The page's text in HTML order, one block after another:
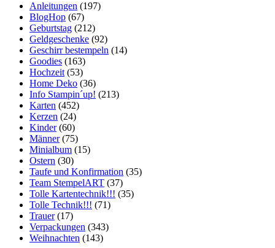
Anleitungen (197)
BlogHop (67)
Geburtstag (212)
Geldgeschenke (92)
Geschirr bestempeln (14)
Goodies (163)
Hochzeit (53)
Home Deko (36)
Info Stampin´up! (213)
Karten (452)
Kerzen (24)
Kinder(60)
Männer(75)
Minialbum (15)
Ostern (30)
Taufe und Konfirmation (35)
Team StempelART (37)
Tolle Kartentechnik!!! (35)
Tolle Technik!!! (71)
Trauer(17)
Verpackungen (343)
Weihnachten (143)